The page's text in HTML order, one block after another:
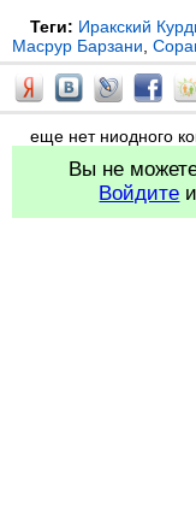
Теги: Иракский
Масрур Барзани
еще нет ниодного
Вы не
Войдите